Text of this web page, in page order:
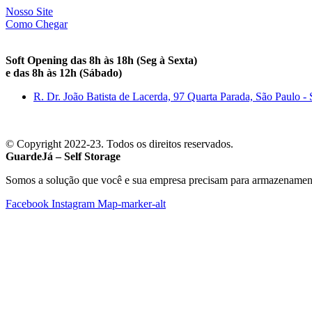
Nosso Site
Como Chegar
Soft Opening das 8h às 18h (Seg à Sexta)
e das 8h às 12h (Sábado)
R. Dr. João Batista de Lacerda, 97 Quarta Parada, São Paulo -
© Copyright 2022-23. Todos os direitos reservados.
GuardeJá – Self Storage
Somos a solução que você e sua empresa precisam para
Facebook Instagram Map-marker-alt